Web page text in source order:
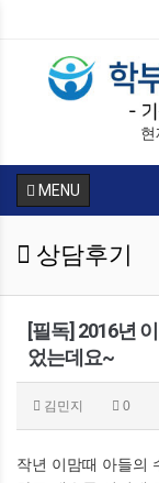
MENU
상담후기
[필독] 2016년
었는데요~
김민지 0
작년 이맘때 아들의